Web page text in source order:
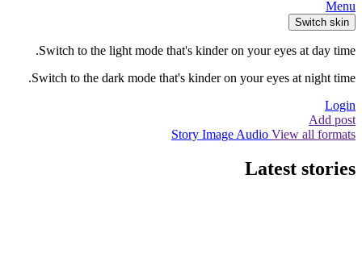
Menu
Switch skin
Switch to the light mode that's kinder on your eyes at day time.
Switch to the dark mode that's kinder on your eyes at night time.
Login
Add post
Story Image Audio View all formats
Latest stories